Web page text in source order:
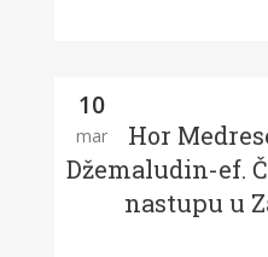
10
mar
Hor
Džemaludin-ef.
nastupu u